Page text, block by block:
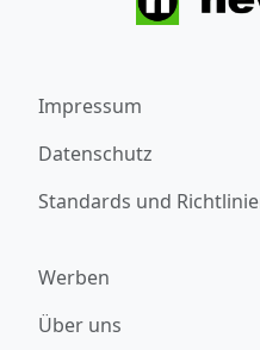
Impressum
Datenschutz
Standards und
Werben
Über uns